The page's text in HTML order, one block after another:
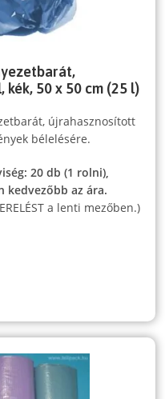
50 x 50 cm (25 l)
újrahasznosított
bélelésére.
20 db (1 rolni),
kedvezőbb az ára.
a lenti mezőben.)